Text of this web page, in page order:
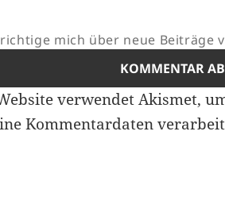
mich über neue Beiträge
verwendet Akismet,
Kommentardaten